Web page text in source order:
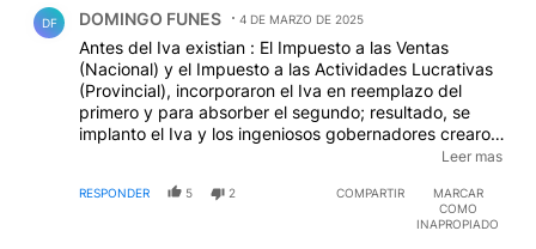
DF DOMINGO FUNES 4 DE MARZO DE 2025
Antes del Iva existian : El Impuesto a las Ventas
(Nacional) y el Impuesto a las Actividades Lucrativas
(Provincial), incorporaron el Iva en reemplazo del
primero y para absorber el segundo; resultado, se
implanto el Iva y los ingeniosos gobernadores crearon
el Impuesto a los Ingresos Brutos, para poder seguir
piensan que los Kichiloff y los Quintenla de la vida se
Leer mas
RESPONDER 5 2 COMPARTIR
MARCAR
COMO
INAPROPIADO